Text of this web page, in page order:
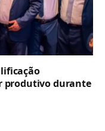
produtivo durante